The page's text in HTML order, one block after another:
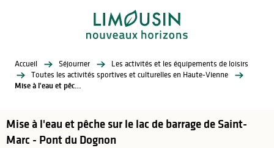
Accueil Séjourner
Les activités et les équipements de loisirs
Toutes les activités sportives et culturelles en Haute-Vienne
Mise à l'eau et pêche sur le lac de barrage de Saint-Marc - Pont du Dognon
Mise à l'eau et pêche sur le lac de barrage de Saint-
Marc - Pont du Dognon